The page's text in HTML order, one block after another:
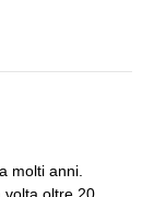
molti anni.